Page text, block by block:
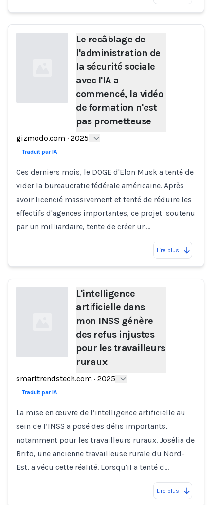
Le recâblage de
l'administration de
la sécurité sociale
avec l'IA a
commencé, la vidéo
de formation n'est
pas prometteuse
gizmodo.com · 2025
Traduit par IA
Ces derniers mois, le DOGE d'Elon Musk a tenté de
vider la bureaucratie fédérale américaine. Après
avoir licencié massivement et tenté de réduire les
effectifs d'agences importantes, ce projet, soutenu
par un milliardaire, tente de créer un…
Lire plus
Loading...
L'intelligence
artificielle dans
mon INSS génère
des refus injustes
pour les travailleurs
ruraux
smarttrendstech.com · 2025
Traduit par IA
La mise en œuvre de l’intelligence artificielle au
sein de l’INSS a posé des défis importants,
notamment pour les travailleurs ruraux. Josélia de
Brito, une ancienne travailleuse rurale du Nord-
Est, a vécu cette réalité. Lorsqu'il a tenté d…
Lire plus